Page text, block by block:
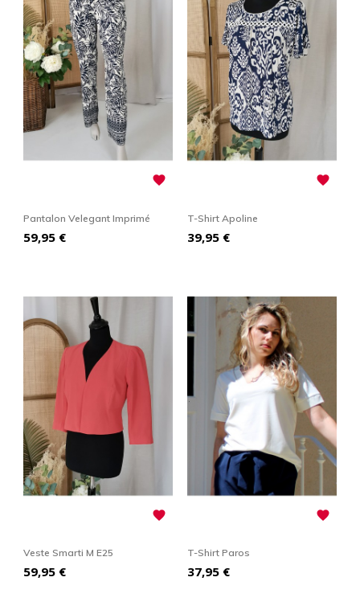

Pantalon Velegant Imprimé
Prix
59,95 €

T-Shirt Apoline
Prix
39,95 €

Veste Smarti M E25
Prix
59,95 €

T-Shirt Paros
Prix
37,95 €